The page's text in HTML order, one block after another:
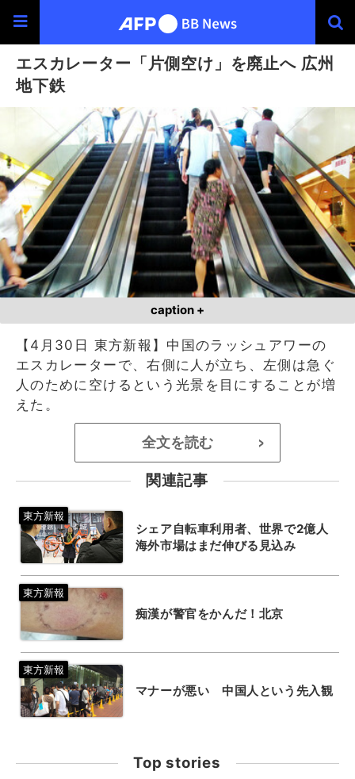
エスカレーター「片側空け」を廃止へ 広州
地下鉄
caption +
【4月30日 東方新報】中国のラッシュアワーの
エスカレーターで、右側に人が立ち、左側は急ぐ
人のために空けるという光景を目にすることが増
えた。
全文を読む >
関連記事
シェア自転車利用者、世界で2億人
海外市場はまだ伸びる見込み
痴漢が警官をかんだ！北京
マナーが悪い 中国人という先入観
Top stories